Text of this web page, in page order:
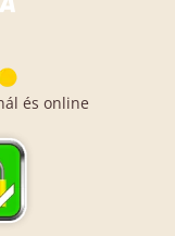
és online